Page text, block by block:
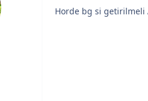
Horde bg si getirilmeli